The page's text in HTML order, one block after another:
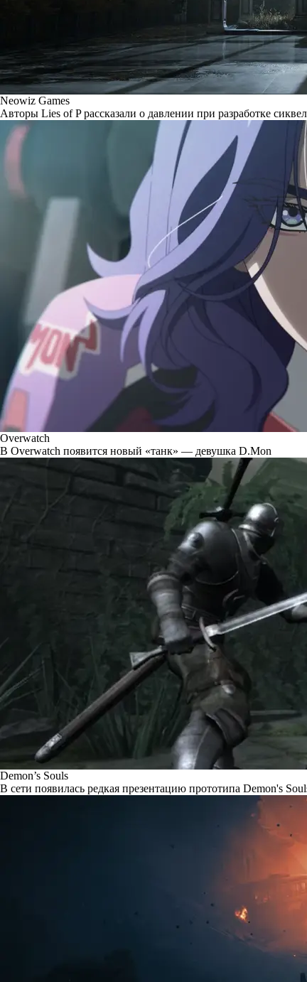
Neowiz Games
Авторы Lies of P рассказали о давлении при разработке
Overwatch
В Overwatch появится новый «танк» — девушка D.Mon
Demon’s Souls
В сети появилась редкая презентацию прототипа Demon's